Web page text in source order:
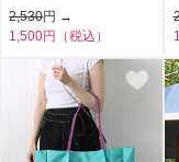
2,530円 →
1,500円（税込）